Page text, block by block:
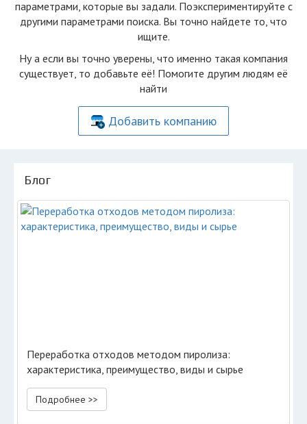
параметрами, которые вы задали. Поэкспериментируйте с
другими параметрами поиска. Вы точно найдете то, что
ищите.
Ну а если вы точно уверены, что именно такая компания
существует, то добавьте её! Помогите другим людям её
найти
Добавить компанию
Блог
Переработка отходов методом пиролиза:
характеристика, преимущество, виды и сырье
Подробнее >>